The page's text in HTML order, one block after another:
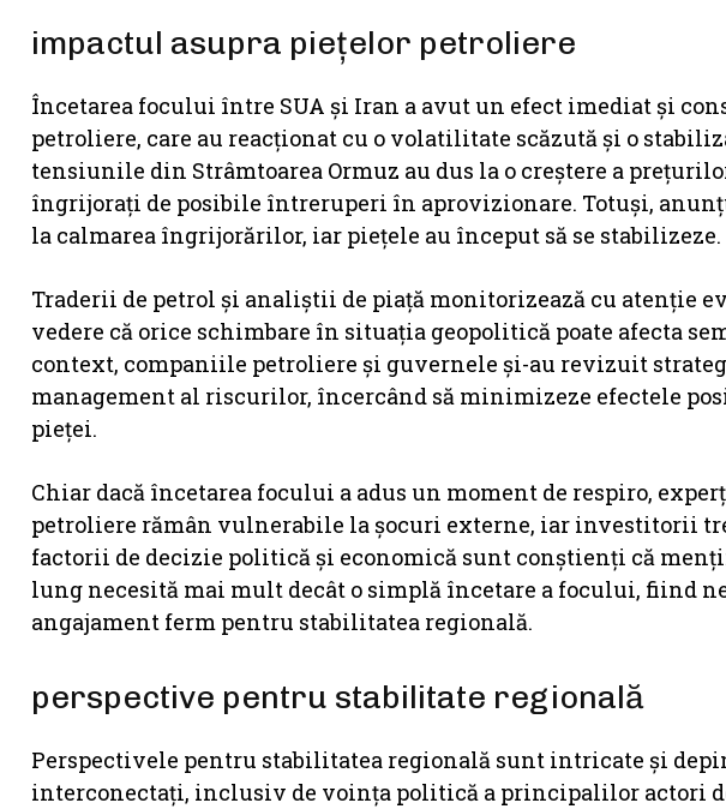
impactul asupra piețelor petroliere
Încetarea focului între SUA și Iran a avut un efect imediat și
petroliere, care au reacționat cu o volatilitate scăzută și o
tensiunile din Strâmtoarea Ormuz au dus la o creștere a
îngrijorați de posibile întreruperi în aprovizionare. Totuși,
la calmarea îngrijorărilor, iar piețele au început să se stabilizeze.
Traderii de petrol și analiștii de piață monitorizează cu atenție
vedere că orice schimbare în situația geopolitică poate afecta
context, companiile petroliere și guvernele și-au revizuit
management al riscurilor, încercând să minimizeze efectele
pieței.
Chiar dacă încetarea focului a adus un moment de respiro,
petroliere rămân vulnerabile la șocuri externe, iar investitorii
factorii de decizie politică și economică sunt conștienți că
lung necesită mai mult decât o simplă încetare a focului, fiind
angajament ferm pentru stabilitatea regională.
perspective pentru stabilitate regională
Perspectivele pentru stabilitatea regională sunt intricate și
interconectați, inclusiv de voința politică a principalilor actori